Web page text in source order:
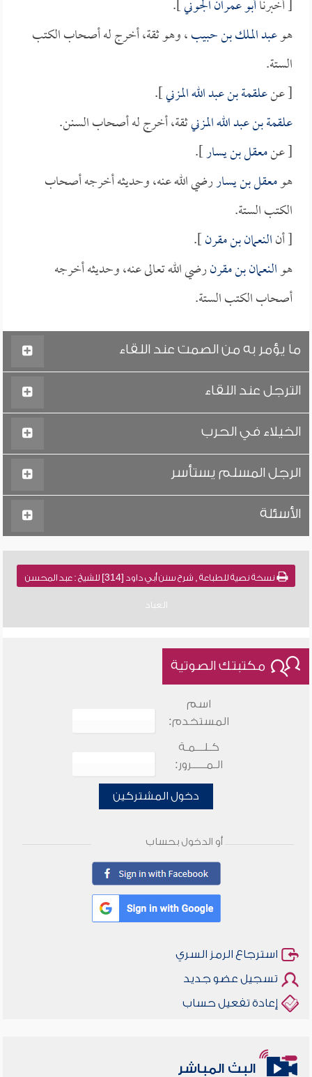
[ أخبرناأبو عمران الجوني].
هوعبد الملك بن حبيب، وهو ثقة، أخرج له أصحاب الكتب
الستة.
[ عنعلقمة بن عبد الله المزني].
علقمة بن عبد الله المزنيثقة، أخرج له أصحاب السنن.
[ عنمعقل بن يسار].
هومعقل بن يساررضي الله عنه، وحديثه أخرجه أصحاب
الكتب الستة.
[ أنالنعمان بن مقرن].
هوالنعمان بن مقرنرضي الله تعالى عنه، وحديثه أخرجه
أصحاب الكتب الستة.
ما يؤمر به من الصمت عند اللقاء
الترجل عند اللقاء
الخيلاء في الحرب
الرجل المسلم يستأسر
الأسئلة
نسخة نصية للطباعة , شرح سنن أبي داود [314] للشيخ : عبد المحسن
العباد
مكتبتك الصوتية
اسم
المستخدم:
كـلـــمـة
الـمـــــرور:
دخول المشتركين
أو الدخول بحساب
استرجاع الرمز السري
تسجيل عضو جديد
إعادة تفعيل حساب
البث المباشر